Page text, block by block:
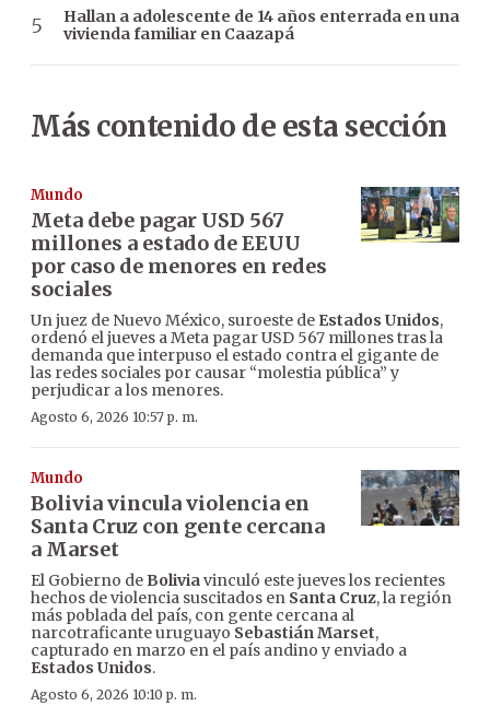
Hallan a adolescente de 14 años enterrada en una
vivienda familiar en Caazapá
Más contenido de esta sección
Mundo
Meta debe pagar USD 567
millones a estado de EEUU
por caso de menores en redes
sociales
Un juez de Nuevo México, suroeste de Estados Unidos,
ordenó el jueves a Meta pagar USD 567 millones tras la
demanda que interpuso el estado contra el gigante de
las redes sociales por causar “molestia pública” y
perjudicar a los menores.
Agosto 6, 2026 10:57 p. m.
Mundo
Bolivia vincula violencia en
Santa Cruz con gente cercana
a Marset
El Gobierno de Boliviavinculó este jueves los recientes
hechos de violencia suscitados en Santa Cruz, la región
más poblada del país, con gente cercana al
narcotraficante uruguayo Sebastián Marset,
capturado en marzo en el país andino y enviado a
Estados Unidos.
Agosto 6, 2026 10:10 p. m.